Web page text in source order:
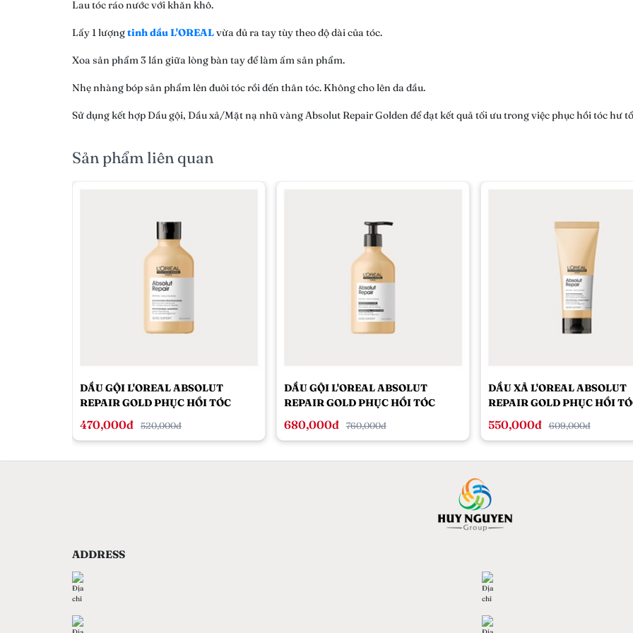
Lau tóc ráo nước với khăn khô.
Lấy 1 lượngtinh dầu L'OREALvừa đủ ra tay tùy theo độ dài của tóc.
Xoa sản phẩm 3 lần giữa lòng bàn tay để làm ấm sản phẩm.
Nhẹ nhàng bóp sản phẩm lên đuôi tóc rồi đến thân tóc. Không cho lên da đầu.
Sử dụng kết hợp Dầu gội, Dầu xả/Mặt nạ nhũ vàng Absolut Repair Golden để đạt kết quả tối ưu trong việc phục hồi tóc hư
Sản phẩm liên quan
DẦU GỘI L'OREAL ABSOLUT
REPAIR GOLD PHỤC HỒI TÓC
TOÀN DIỆN 300ML
470,000đ 520,000đ
DẦU GỘI L'OREAL ABSOLUT
REPAIR GOLD PHỤC HỒI TÓC
TOÀN DIỆN 500ML
680,000đ 760,000đ
DẦU XẢ L'OREAL ABSOLUT
REPAIR GOLD PHỤC HỒI
TỔN 200ML
550,000đ 609,000đ
ADDRESS